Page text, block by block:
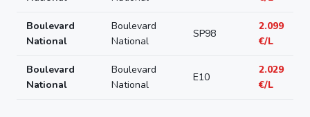
Boulevard
National
Boulevard
National
SP98
2.099
€/L
Boulevard
National
Boulevard
National
E10
2.029
€/L